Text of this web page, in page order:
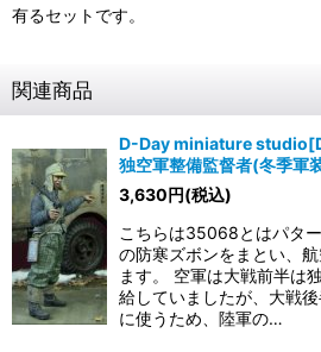
有るセットです。
関連商品
D-Day miniature
独空軍整備監督者(冬季
3,630円(税込)
こちらは35068とはパタ
の防寒ズボンをまとい、
ます。 空軍は大戦前半は
給していましたが、大戦
に使うため、陸軍の…